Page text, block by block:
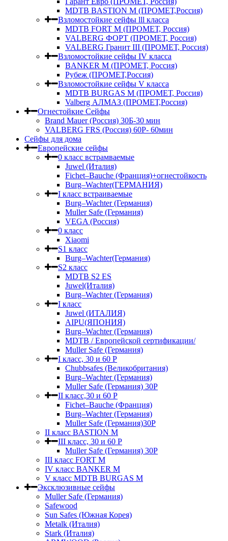
MDTB BASTION M (ПРОМЕТ,Россия)
Взломостойкие сейфы lll класса
MDTB FORT M (ПРОМЕТ, Россия)
VALBERG ФОРТ (ПРОМЕТ, Россия)
VALBERG Гранит III (ПРОМЕТ, Россия)
Взломостойкие сейфы IV класса
BANKER M (ПРОМЕТ, Россия)
Рубеж (ПРОМЕТ,Россия)
Взломостойкие сейфы V класса
MDTB BURGAS M (ПРОМЕТ, Россия)
Valberg АЛМАЗ (ПРОМЕТ,Россия)
Огнестойкие Сейфы
Brand Mauer (Россия) 30Б-30 мин
VALBERG FRS (Россия) 60Р- 60мин
Сейфы для дома
Европейские сейфы
0 класс встрамваемые
Juwel (Италия)
Fichet–Bauche (Франция)+огнестойкость
Burg–Wachter(ГЕРМАНИЯ)
I класс встраиваемые
Burg–Wachter (Германия)
Muller Safe (Германия)
VEGA (Россия)
0 класс
Xiaomi
S1 класс
Burg–Wachter(Германия)
S2 класс
MDTB S2 ES
Juwel(Италия)
Burg–Wachter (Германия)
I класс
Juwel (ИТАЛИЯ)
AIPU(ЯПОНИЯ)
Burg–Wachter (Германия)
MDTB / Европейской сертификации/
Muller Safe (Германия)
I класс, 30 и 60 P
Chubbsafes (Великобритания)
Burg–Wachter (Германия)
Muller Safe (Германия) 30Р
II класс,30 и 60 P
Fichet–Bauche (Франция)
Burg–Wachter (Германия)
Muller Safe (Германия)30P
II класс BASTION M
III класс, 30 и 60 P
Muller Safe (Германия) 30Р
III класс FORT M
IV класс BANKER M
V класс МDTB BURGAS M
Эксклюзивные сейфы
Muller Safe (Германия)
Safewood
Sun Safes (Южная Корея)
Metalk (Италия)
Stark (Италия)